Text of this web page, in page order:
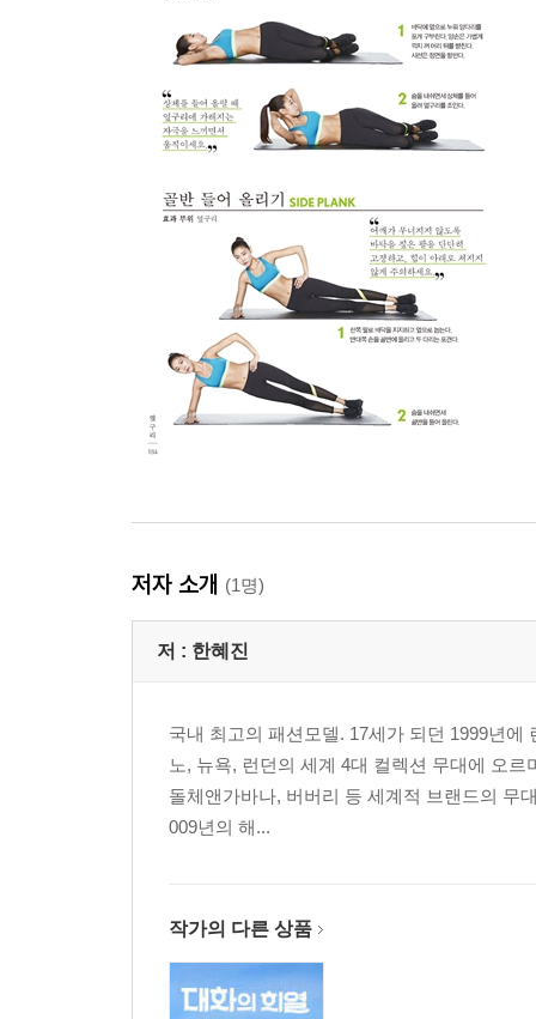
저자 소개 (1명)
저 : 한혜진
국내 최고의 패션모델. 17세가 되던 1999년
노, 뉴욕, 런던의 세계 4대 컬렉션 무대에 오
돌체앤가바나, 버버리 등 세계적 브랜드의 무
009년의 해...
작가의 다른 상품